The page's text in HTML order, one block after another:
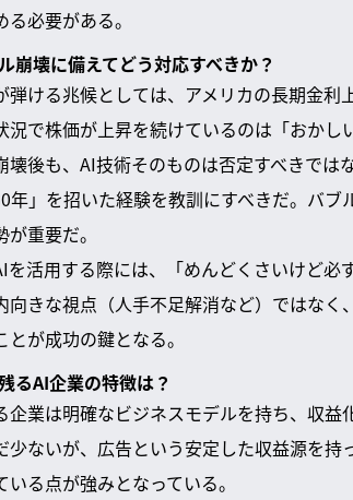
る必要がある。
崩壊に備えてどう対応すべきか？
弾ける兆候としては、アメリカの長期金
況で株価が上昇を続けているのは「おかし
壊後も、AI技術そのものは否定すべきで
年」を招いた経験を教訓にすべきだ。バ
重要だ。
を活用する際には、「めんどくさいけど
向きな視点（人手不足解消など）ではなく
とが成功の鍵となる。
るAI企業の特徴は？
企業は明確なビジネスモデルを持ち、収
少ないが、広告という安定した収益源を
いる点が強みとなっている。